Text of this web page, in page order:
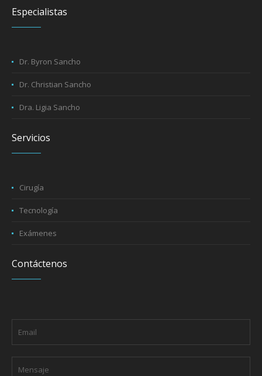
Especialistas
Dr. Byron Sancho
Dr. Christian Sancho
Dra. Ligia Sancho
Servicios
Cirugía
Tecnología
Exámenes
Contáctenos